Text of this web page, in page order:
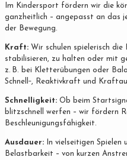
Im Kindersport fördern wir die
ganzheitlich – angepasst an das
der Bewegung.
Kraft: Wir schulen spielerisch
stabilisieren, zu halten oder mit
z. B. bei Kletterübungen oder
Schnell‐, Reaktivkraft und
Schnelligkeit: Ob beim
blitzschnell werfen – wir fördern
Beschleunigungsfähigkeit.
Ausdauer: In vielseitigen
Belastbarkeit – von kurzen